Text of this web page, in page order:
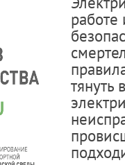
работе
тянуть